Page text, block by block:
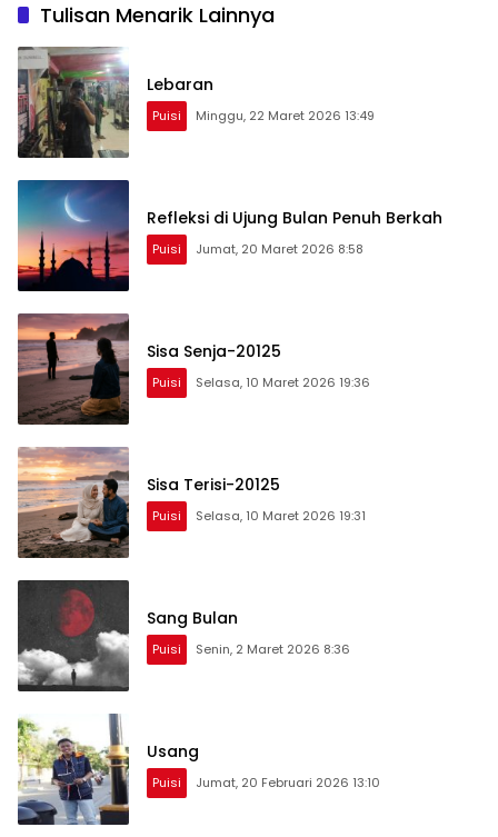
Tulisan Menarik Lainnya
Lebaran
Puisi Minggu, 22 Maret 2026 13:49
Refleksi di Ujung Bulan Penuh Berkah
Puisi Jumat, 20 Maret 2026 8:58
Sisa Senja-20125
Puisi Selasa, 10 Maret 2026 19:36
Sisa Terisi-20125
Puisi Selasa, 10 Maret 2026 19:31
Sang Bulan
Puisi Senin, 2 Maret 2026 8:36
Usang
Puisi Jumat, 20 Februari 2026 13:10